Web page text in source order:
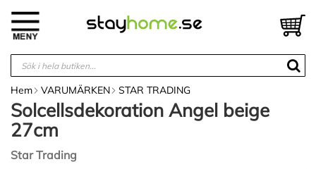
innehållet
Hem VARUMÄRKEN STAR TRADING
Solcellsdekoration Angel beige
27cm
Star Trading